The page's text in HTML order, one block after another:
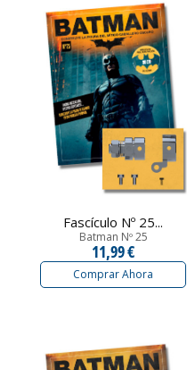
Fascículo Nº 25...
Batman Nº 25
11,99 €
Comprar Ahora